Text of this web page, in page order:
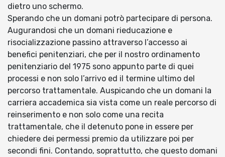
dietro uno schermo.
Sperando che un domani potrò partecipare di persona.
Augurandosi che un domani rieducazione e
risocializzazione passino attraverso l’accesso ai
benefici penitenziari, che per il nostro ordinamento
penitenziario del 1975 sono appunto parte di quei
processi e non solo l’arrivo ed il termine ultimo del
percorso trattamentale. Auspicando che un domani la
carriera accademica sia vista come un reale percorso di
reinserimento e non solo come una recita
trattamentale, che il detenuto pone in essere per
chiedere dei permessi premio da utilizzare poi per
secondi fini. Contando, soprattutto, che questo domani